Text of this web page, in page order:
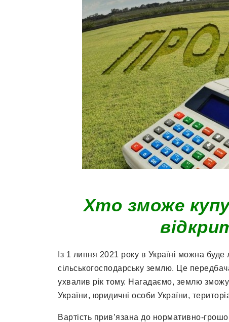
Хто зможе
Із 1 липня 2021 року в Україні можна
сільськогосподарську землю. Це
ухвалив рік тому. Нагадаємо, землю
України, юридичні особи України,
Вартість прив’язана до нормативно-